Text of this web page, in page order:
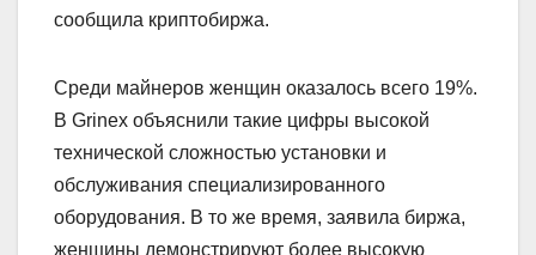
сообщила криптобиржа.
Среди майнеров женщин оказалось всего 19%.
В Grinex объяснили такие цифры высокой
технической сложностью установки и
обслуживания специализированного
оборудования. В то же время, заявила биржа,
женщины демонстрируют более высокую